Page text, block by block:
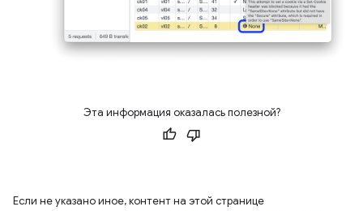
Эта информация оказалась полезной?
Если не указано иное, контент на этой странице